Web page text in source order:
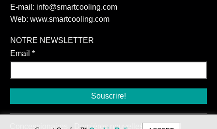
E-mail: info@smartcooling.com
Web: www.smartcooling.com
NOTRE NEWSLETTER
Email *
Concessionaires Dernières nouvelles Contacts